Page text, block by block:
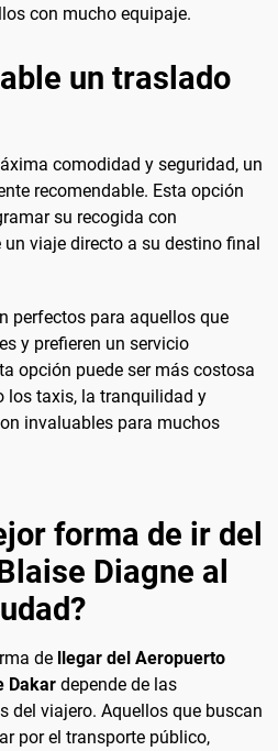
con mucho equipaje.
un traslado
comodidad y seguridad, un
recomendable. Esta opción
su recogida con
viaje directo a su destino final
perfectos para aquellos que
y prefieren un servicio
opción puede ser más costosa
los taxis, la tranquilidad y
invaluables para muchos
forma de ir del
Diagne al
de
llegar del Aeropuerto
Dakar depende de las
del viajero. Aquellos que buscan
por el transporte público,